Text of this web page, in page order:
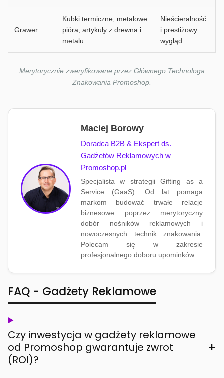
Grawer
Kubki termiczne, metalowe
pióra, artykuły z drewna i
metalu
Nieścieralność
i prestiżowy
wygląd
Merytorycznie zweryfikowane przez Głównego Technologa
Znakowania Promoshop.
Maciej Borowy
Doradca B2B & Ekspert ds.
Gadżetów Reklamowych w
Promoshop.pl
Specjalista w strategii Gifting as a
Service (GaaS). Od lat pomaga
markom budować trwałe relacje
biznesowe poprzez merytoryczny
dobór nośników reklamowych i
nowoczesnych technik znakowania.
Polecam się w zakresie
profesjonalnego doboru upominków.
FAQ - Gadżety Reklamowe
Czy inwestycja w gadżety reklamowe
od Promoshop gwarantuje zwrot
(ROI)?
+